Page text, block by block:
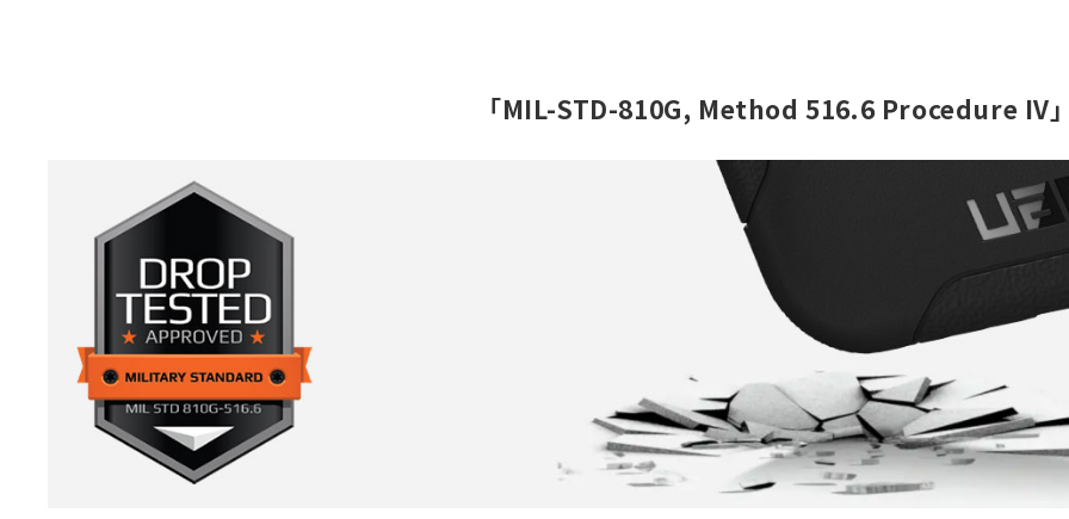
「MIL-STD-810G, Method 516.6 Procedure IV